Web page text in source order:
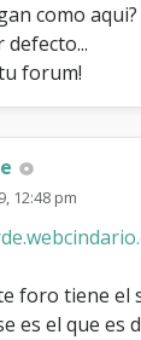
como aqui?
defecto...
forum!
12:48 pm
foro tiene el
es el que es